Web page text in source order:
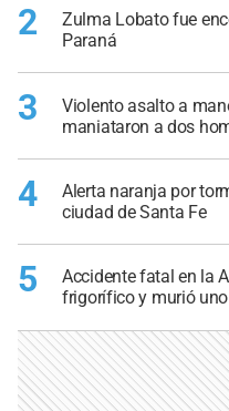
2
Zulma Lobato fue
Paraná
3
Violento asalto a
maniataron a dos
4
Alerta naranja por
ciudad de Santa Fe
5
Accidente fatal en la
frigorífico y murió